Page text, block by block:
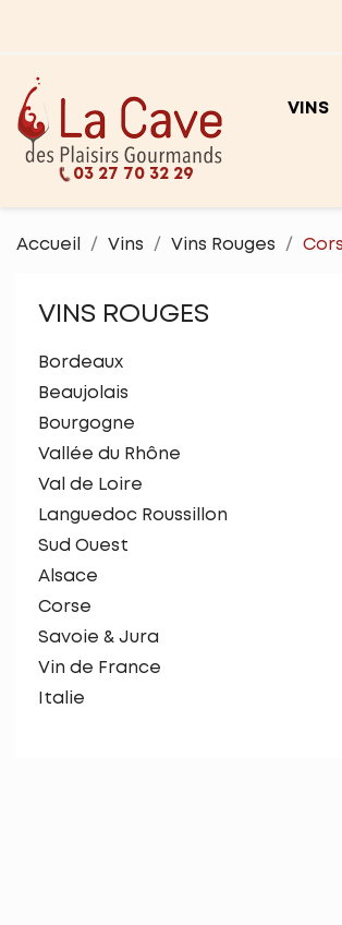
03 27 70 32 29
VINS
Accueil Vins Vins Rouges
VINS ROUGES
Bordeaux
Beaujolais
Bourgogne
Vallée du Rhône
Val de Loire
Languedoc Roussillon
Sud Ouest
Alsace
Corse
Savoie & Jura
Vin de France
Italie